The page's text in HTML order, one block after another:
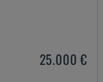
25.000 €